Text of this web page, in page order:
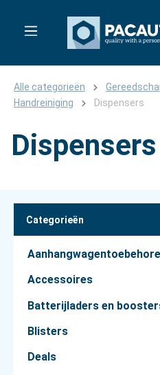
Alle categorieën
Handreiniging
Dispensers
Dispensers
Categorieën
Accessoires
Batterijladers en
Blisters
Deals